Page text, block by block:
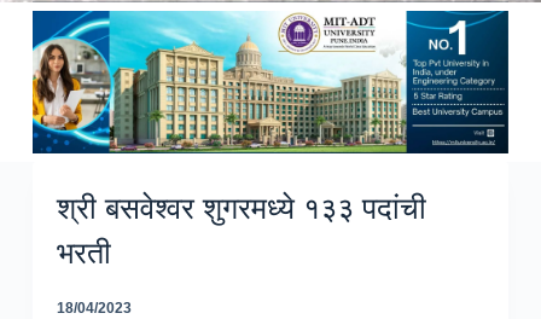
श्री बसवेश्वर शुगरमध्ये १३३ पदांची
भरती
18/04/2023